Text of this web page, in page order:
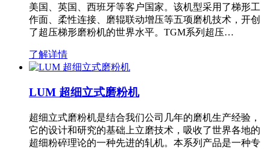
美国、英国、西班牙等客户国家。该机型采用了梯形工
作面、柔性连接、磨辊联动增压等五项磨机技术，开创
了超压梯形磨粉机的世界水平。TGM系列超压…
了解详情
LUM 超细立式磨粉机
超细立式磨粉机是结合我们公司几年的磨机生产经验，
它的设计和研究的基础上立磨技术，吸收了世界各地的
超细粉碎理论的一种先进的轧机。本系列产品是一种专